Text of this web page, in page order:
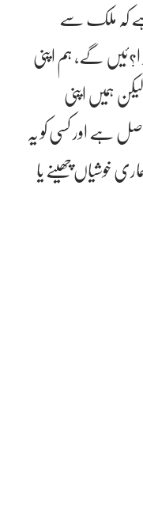
ہے کہ ملک سے
گے، ہم اپنی
ہمیں اپنی
ہے اور کسی کو یہ
خوشیاں چھینے یا